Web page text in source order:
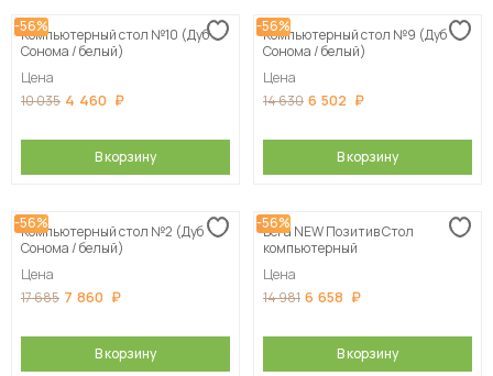
-56%
Компьютерный стол №10 (Дуб
Сонома / белый)
Цена
10 035 4 460
В корзину
-56%
Компьютерный стол №9 (Дуб
Сонома / белый)
Цена
14 630 6 502
В корзину
-56%
Компьютерный стол №2 (Дуб
Сонома / белый)
Цена
17 685 7 860
В корзину
-56%
Вега NEW Позитив Стол
компьютерный
Цена
14 981 6 658
В корзину